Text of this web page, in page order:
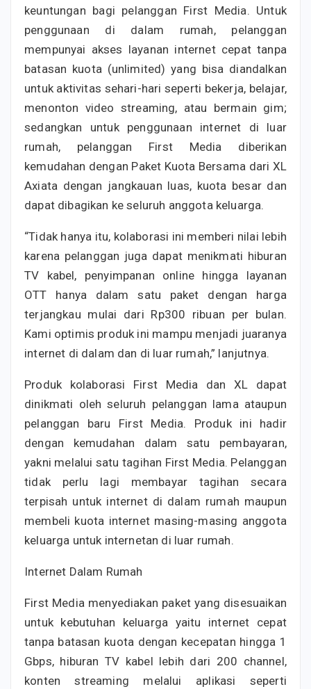
keuntungan bagi pelanggan First Media. Untuk
penggunaan di dalam rumah, pelanggan
mempunyai akses layanan internet cepat tanpa
batasan kuota (unlimited) yang bisa diandalkan
untuk aktivitas sehari-hari seperti bekerja, belajar,
menonton video streaming, atau bermain gim;
sedangkan untuk penggunaan internet di luar
rumah, pelanggan First Media diberikan
kemudahan dengan Paket Kuota Bersama dari XL
Axiata dengan jangkauan luas, kuota besar dan
dapat dibagikan ke seluruh anggota keluarga.
“Tidak hanya itu, kolaborasi ini memberi nilai lebih
karena pelanggan juga dapat menikmati hiburan
TV kabel, penyimpanan online hingga layanan
OTT hanya dalam satu paket dengan harga
terjangkau mulai dari Rp300 ribuan per bulan.
Kami optimis produk ini mampu menjadi juaranya
internet di dalam dan di luar rumah,” lanjutnya.
Produk kolaborasi First Media dan XL dapat
dinikmati oleh seluruh pelanggan lama ataupun
pelanggan baru First Media. Produk ini hadir
dengan kemudahan dalam satu pembayaran,
yakni melalui satu tagihan First Media. Pelanggan
tidak perlu lagi membayar tagihan secara
terpisah untuk internet di dalam rumah maupun
membeli kuota internet masing-masing anggota
keluarga untuk internetan di luar rumah.
Internet Dalam Rumah
First Media menyediakan paket yang disesuaikan
untuk kebutuhan keluarga yaitu internet cepat
tanpa batasan kuota dengan kecepatan hingga 1
Gbps, hiburan TV kabel lebih dari 200 channel,
konten streaming melalui aplikasi seperti